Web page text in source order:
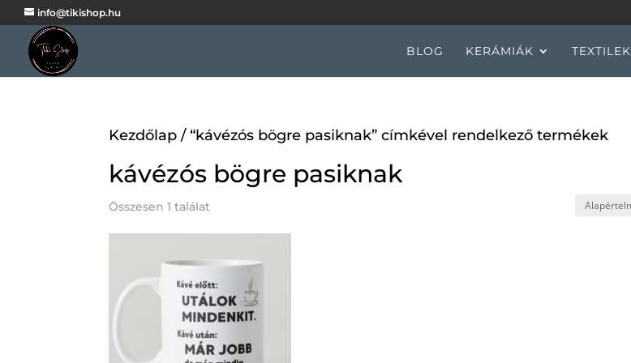
info@tikishop.hu
BLOG KERÁMIÁK TEXTILEK
Kezdőlap / “kávézós bögre pasiknak” címkével rendelkező termékek
kávézós bögre pasiknak
Összesen 1 találat